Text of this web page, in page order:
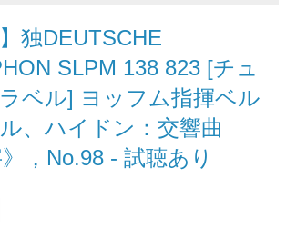
独DEUTSCHE
SLPM 138 823 [チュ
ベル] ヨッフム指揮ベル
、ハイドン：交響曲
，No.98 - 試聴あり